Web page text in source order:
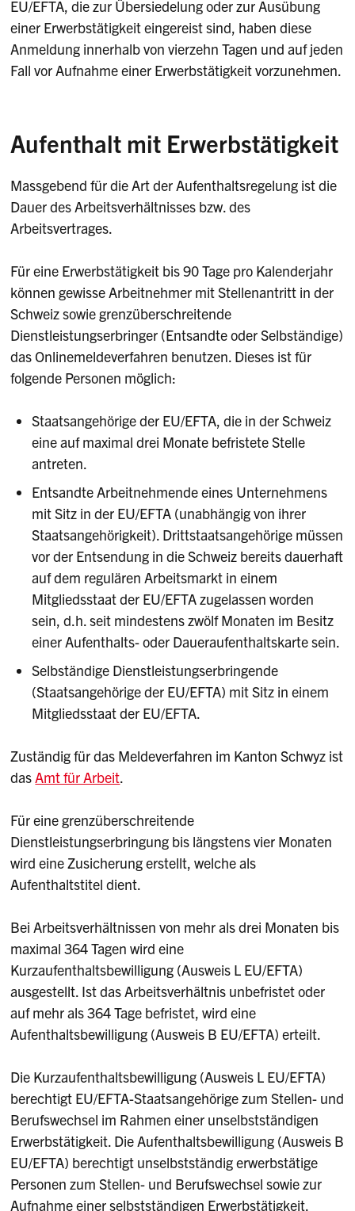
EU/EFTA, die zur Übersiedelung oder zur Ausübung
einer Erwerbstätigkeit eingereist sind, haben diese
Anmeldung innerhalb von vierzehn Tagen und auf jeden
Fall vor Aufnahme einer Erwerbstätigkeit vorzunehmen.
Aufenthalt mit Erwerbstätigkeit
Massgebend für die Art der Aufenthaltsregelung ist die
Dauer des Arbeitsverhältnisses bzw. des
Arbeitsvertrages.
Für eine Erwerbstätigkeit bis 90 Tage pro Kalenderjahr
können gewisse Arbeitnehmer mit Stellenantritt in der
Schweiz sowie grenzüberschreitende
Dienstleistungserbringer (Entsandte oder Selbständige)
das Onlinemeldeverfahren benutzen. Dieses ist für
folgende Personen möglich:
Staatsangehörige der EU/EFTA, die in der Schweiz
eine auf maximal drei Monate befristete Stelle
antreten.
Entsandte Arbeitnehmende eines Unternehmens
mit Sitz in der EU/EFTA (unabhängig von ihrer
Staatsangehörigkeit). Drittstaatsangehörige müssen
vor der Entsendung in die Schweiz bereits dauerhaft
auf dem regulären Arbeitsmarkt in einem
Mitgliedsstaat der EU/EFTA zugelassen worden
sein, d.h. seit mindestens zwölf Monaten im Besitz
einer Aufenthalts- oder Daueraufenthaltskarte sein.
Selbständige Dienstleistungserbringende
(Staatsangehörige der EU/EFTA) mit Sitz in einem
Mitgliedsstaat der EU/EFTA.
Zuständig für das Meldeverfahren im Kanton Schwyz ist
dasAmt für Arbeit.
Für eine grenzüberschreitende
Dienstleistungserbringung bis längstens vier Monaten
wird eine Zusicherung erstellt, welche als
Aufenthaltstitel dient.
Bei Arbeitsverhältnissen von mehr als drei Monaten bis
maximal 364 Tagen wird eine
Kurzaufenthaltsbewilligung (Ausweis L EU/EFTA)
ausgestellt. Ist das Arbeitsverhältnis unbefristet oder
auf mehr als 364 Tage befristet, wird eine
Aufenthaltsbewilligung (Ausweis B EU/EFTA) erteilt.
Die Kurzaufenthaltsbewilligung (Ausweis L EU/EFTA)
berechtigt EU/EFTA-Staatsangehörige zum Stellen- und
Berufswechsel im Rahmen einer unselbstständigen
Erwerbstätigkeit. Die Aufenthaltsbewilligung (Ausweis B
EU/EFTA) berechtigt unselbstständig erwerbstätige
Personen zum Stellen- und Berufswechsel sowie zur
Aufnahme einer selbstständigen Erwerbstätigkeit.